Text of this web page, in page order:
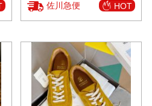
佐川急便 HOT